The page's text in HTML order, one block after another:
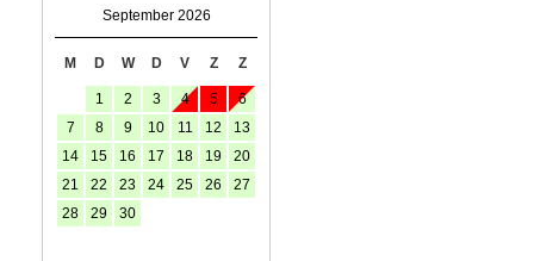
September 2026
M D W D V Z Z
1 2 3 4 5
6
7
8 9 10 11 12
13
14
15 16 17 18 19
20
21
22 23 24 25 26
27
28
29 30